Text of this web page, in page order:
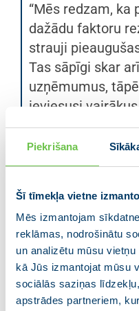
Piekrišana
Šī tīmekļa vietne
Mēs izmantojam
reklāmas, nodrošinātu
un analizētu mūsu
kā Jūs izmantojat mūsu
sociālās saziņas
apstrādes partneriem,
“Mēs redzam, ka
dažādu faktoru
strauji
Tas sāpīgi skar
uzņēmumus,
ieviesusi
mazinātu
ietekmi, tostarp
atbalstu mūsu
Vienlaikus būtiski
ilgtermiņā un
lai stabilizētu
nākotnē un tās
prognozējamas,”